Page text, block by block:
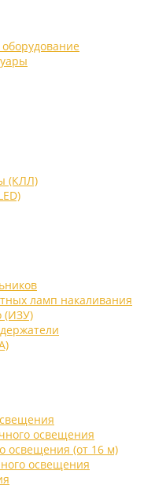
(КЛЛ)
ламп накаливания
(ИЗУ)
освещения
освещения (от 16 м)
освещения